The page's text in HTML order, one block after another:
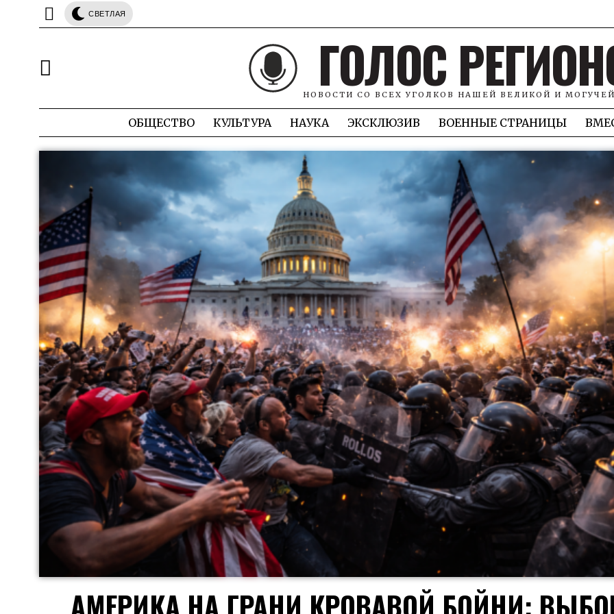
СВЕТЛАЯ
ГОЛОС
НОВОСТИ СО ВСЕХ УГОЛКОВ НАШЕЙ ВЕЛИКОЙ И
ОБЩЕСТВО КУЛЬТУРА НАУКА ЭКСКЛЮЗИВ ВОЕННЫЕ СТРАНИЦЫ
АМЕРИКА НА ГРАНИ КРОВАВОЙ БОЙНИ: